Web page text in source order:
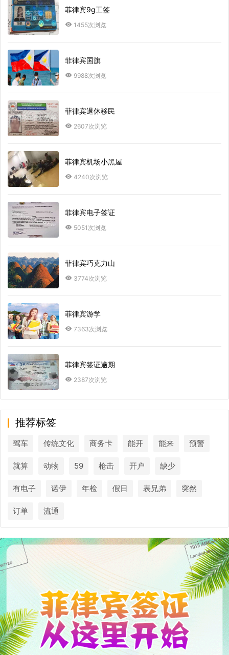
菲律宾9g工签
1455次浏览
菲律宾国旗
9988次浏览
菲律宾退休移民
2607次浏览
菲律宾机场小黑屋
4240次浏览
菲律宾电子签证
5051次浏览
菲律宾巧克力山
3774次浏览
菲律宾游学
7363次浏览
菲律宾签证逾期
2387次浏览
推荐标签
驾车 传统文化 商务卡 能开 能来 预警
就算 动物 59 枪击 开户 缺少
有电子 诺伊 年检 假日 表兄弟 突然
订单 流通